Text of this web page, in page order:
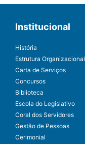
Institucional
História
Estrutura Organizacional
Carta de Serviços
Concursos
Biblioteca
Escola do Legislativo
Coral dos Servidores
Gestão de Pessoas
Cerimonial